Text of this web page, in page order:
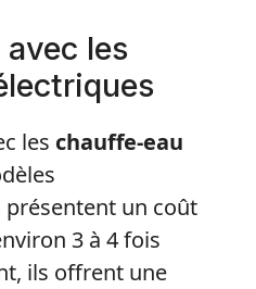
les
les chauffe-eau
un coût
3 à 4 fois
ils offrent une